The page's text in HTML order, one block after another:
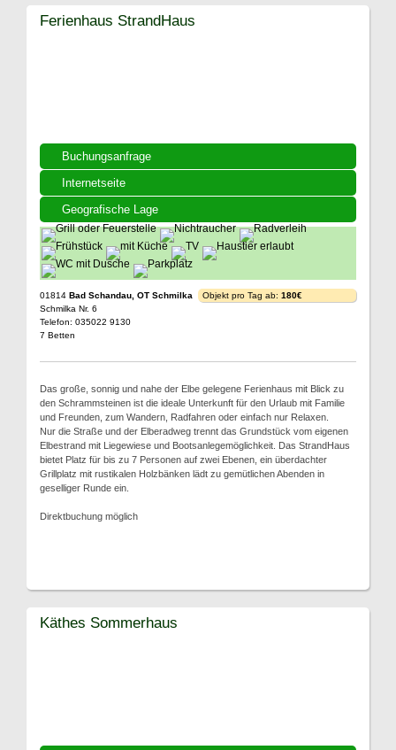
Buchungsanfrage
Internetseite
Geografische Lage
Ferienhaus StrandHaus
01814 Bad Schandau, OT Schmilka
Schmilka Nr. 6
Telefon: 035022 9130
7 Betten
Objekt pro Tag ab: 180€
Das große, sonnig und nahe der Elbe gelegene Ferienhaus mit Blick zu
den Schrammsteinen ist die ideale Unterkunft für den Urlaub mit Familie
und Freunden, zum Wandern, Radfahren oder einfach nur Relaxen.
Nur die Straße und der Elberadweg trennt das Grundstück vom eigenen
Elbestrand mit Liegewiese und Bootsanlegemöglichkeit. Das StrandHaus
bietet Platz für bis zu 7 Personen auf zwei Ebenen, ein überdachter
Grillplatz mit rustikalen Holzbänken lädt zu gemütlichen Abenden in
geselliger Runde ein.
Direktbuchung möglich
Käthes Sommerhaus